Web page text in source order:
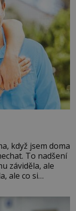
když jsem doma
To nadšení
záviděla, ale
ale co si
když